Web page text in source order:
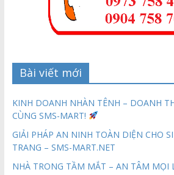
Bài viết mới
KINH DOANH NHÀN TÊNH – DOANH
CÙNG SMS-MART!
GIẢI PHÁP AN NINH TOÀN DIỆN CHO
TRANG – SMS-MART.NET
NHÀ TRONG TẦM MẮT – AN TÂM MỌI